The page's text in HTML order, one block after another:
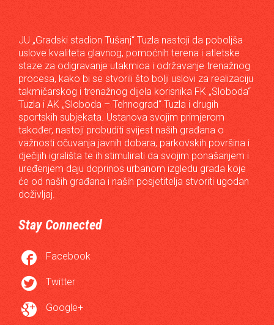
JU „Gradski stadion Tušanj“ Tuzla nastoji da poboljša
uslove kvaliteta glavnog, pomoćnih terena i atletske
staze za odigravanje utakmica i održavanje trenažnog
procesa, kako bi se stvorili što bolji uslovi za realizaciju
takmičarskog i trenažnog dijela korisnika FK „Sloboda“
Tuzla i AK „Sloboda – Tehnograd“ Tuzla i drugih
sportskih subjekata. Ustanova svojim primjerom
također, nastoji probuditi svijest naših građana o
važnosti očuvanja javnih dobara, parkovskih površina i
dječijih igrališta te ih stimulirati da svojim ponašanjem i
uređenjem daju doprinos urbanom izgledu grada koje
će od naših građana i naših posjetitelja stvoriti ugodan
doživljaj.
Stay Connected
 Facebook
 Twitter
 Google+